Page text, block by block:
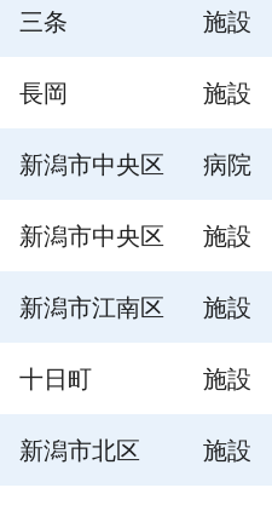
三条 施設
長岡 施設
新潟市中央区 病院
新潟市中央区 施設
新潟市江南区 施設
十日町 施設
新潟市北区 施設